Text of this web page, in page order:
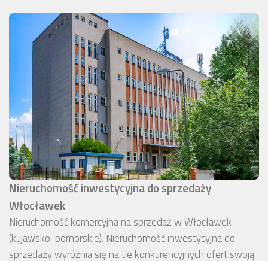
Nieruchomość inwestycyjna do sprzedaży
Włocławek
Nieruchomość komercyjna na sprzedaż w Włocławek
(kujawsko-pomorskie). Nieruchomość inwestycyjna do
sprzedaży wyróżnia się na tle konkurencyjnych ofert swoją